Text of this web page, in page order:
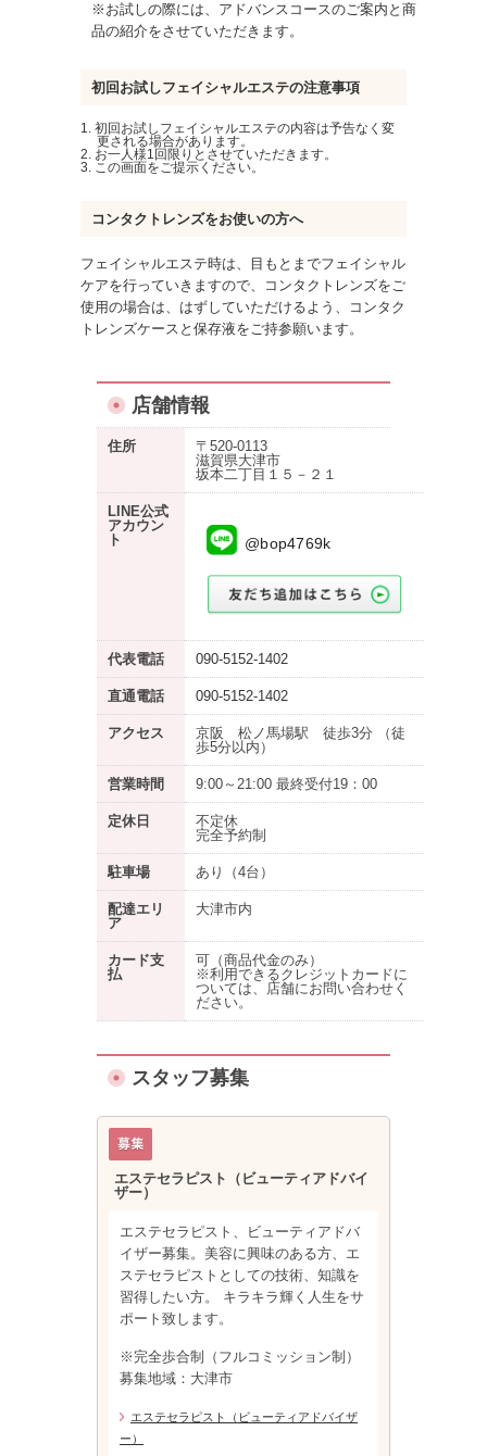
※お試しの際には、アドバンスコースのご案内と商
品の紹介をさせていただきます。
初回お試しフェイシャルエステの注意事項
初回お試しフェイシャルエステの内容は予告なく変
更される場合があります。
お一人様1回限りとさせていただきます。
この画面をご提示ください。
コンタクトレンズをお使いの方へ
フェイシャルエステ時は、目もとまでフェイシャル
ケアを行っていきますので、コンタクトレンズをご
使用の場合は、はずしていただけるよう、コンタク
トレンズケースと保存液をご持参願います。
店舗情報
住所
〒520-0113
滋賀県大津市
坂本二丁目１５－２１
LINE公式
アカウン
ト
@bop4769k
代表電話 090-5152-1402
直通電話 090-5152-1402
アクセス
京阪 松ノ馬場駅 徒歩3分 （徒
歩5分以内）
営業時間 9:00～21:00 最終受付19：00
定休日
不定休
完全予約制
駐車場 あり （4台）
配達エリ
ア
大津市内
カード支
払
可（商品代金のみ）
※利用できるクレジットカードに
ついては、店舗にお問い合わせく
ださい。
スタッフ募集
エステセラピスト（ビューティアドバイ
ザー）
エステセラピスト、ビューティアドバ
イザー募集。美容に興味のある方、エ
ステセラピストとしての技術、知識を
習得したい方。 キラキラ輝く人生をサ
ポート致します。
※完全歩合制（フルコミッション制）
募集地域：大津市
エステセラピスト（ビューティアドバイザ
ー）